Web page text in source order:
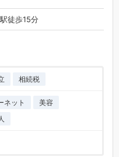
徒歩15分
相続税
ネット
美容